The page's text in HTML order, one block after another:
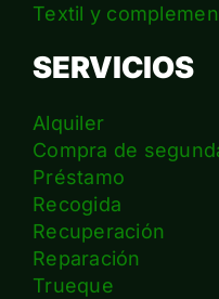
Textil y
SERVICIOS
Alquiler
Compra de
Préstamo
Recogida
Recuperación
Reparación
Trueque